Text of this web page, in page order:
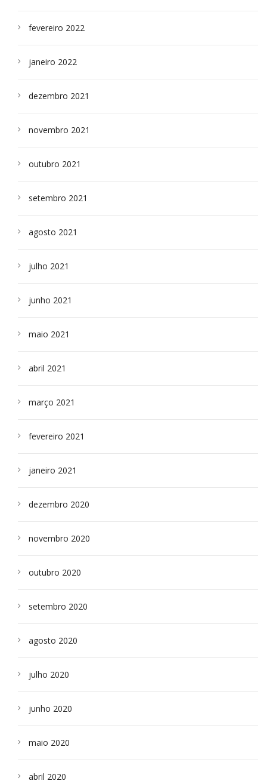
fevereiro 2022
janeiro 2022
dezembro 2021
novembro 2021
outubro 2021
setembro 2021
agosto 2021
julho 2021
junho 2021
maio 2021
abril 2021
março 2021
fevereiro 2021
janeiro 2021
dezembro 2020
novembro 2020
outubro 2020
setembro 2020
agosto 2020
julho 2020
junho 2020
maio 2020
abril 2020